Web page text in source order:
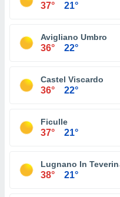
37° 21°
Avigliano Umbro
36° 22°
Castel Viscardo
36° 22°
Ficulle
37° 21°
Lugnano In Teverina
38° 21°